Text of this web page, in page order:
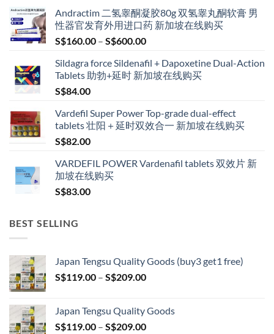
Andractim 二氢睾酮凝胶80g 双氢睾丸酮软膏 男
性器官发育外用进口药 新加坡在线购买
S$160.00 – S$600.00Price
S$160.00
through
Sildagra force Sildenafil + Dapoxetine Dual-Action
Tablets 助勃+延时 新加坡在线购买
S$84.00
Vardefil Super Power Top-grade dual-effect
tablets 壮阳＋延时双效合一 新加坡在线购买
S$82.00
VARDEFIL POWER Vardenafil tablets 双效片 新
加坡在线购买
S$83.00
BEST SELLING
Japan Tengsu Quality Goods (buy3 get1 free)
S$119.00 – S$209.00Price
through
S$209.00
Japan Tengsu Quality Goods
S$119.00 – S$209.00Price